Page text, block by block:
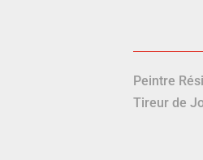
Peintre
Tireur de